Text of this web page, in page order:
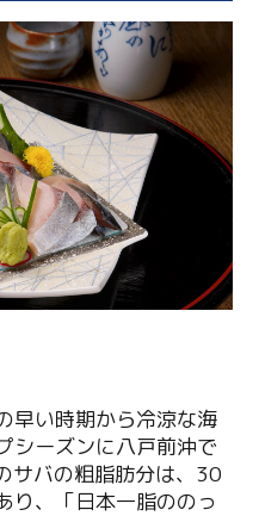
早い時期から冷涼な海
シーズンに八戸前沖で
サバの粗脂肪分は、30
り、「日本一脂ののっ